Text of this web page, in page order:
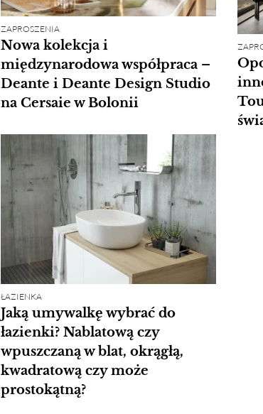
ZAPROSZENIA
Nowa kolekcja i
międzynarodowa współpraca –
Deante i Deante Design Studio
na Cersaie w Bolonii
ŁAZIENKA
Jaką umywalkę wybrać do
łazienki? Nablatową czy
wpuszczaną w blat, okrągłą,
kwadratową czy może
prostokątną?